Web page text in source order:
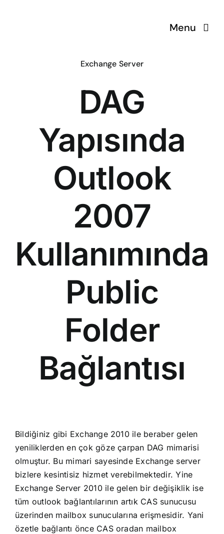
Menu
ÇözümPark
Eğitimlerim
Exchange Server
DAG
Yapısında
Outlook
2007
Kullanımında
Public
Folder
Bağlantısı
Bildiğiniz gibi Exchange 2010 ile beraber gelen
yeniliklerden en çok göze çarpan DAG mimarisi
olmuştur. Bu mimari sayesinde Exchange server
bizlere kesintisiz hizmet verebilmektedir. Yine
Exchange Server 2010 ile gelen bir değişiklik ise
tüm outlook bağlantılarının artık CAS sunucusu
üzerinden mailbox sunucularına erişmesidir. Yani
özetle bağlantı önce CAS oradan mailbox